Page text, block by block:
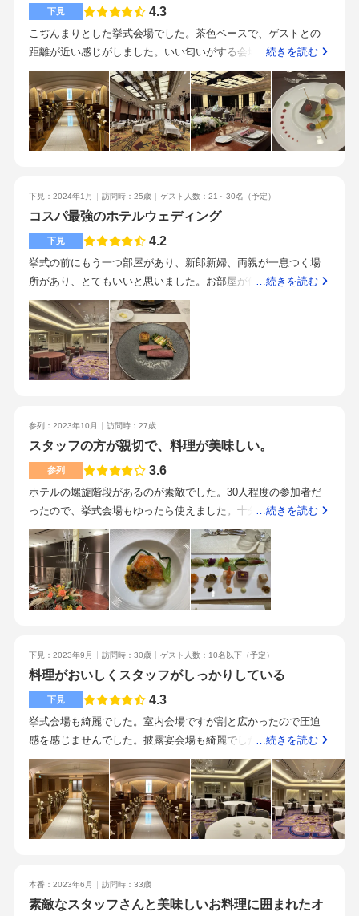
方が項目を追加してくれます。結婚式で何のオプションを付け
たいか、ある程度イメージしていくと良いです。
下見 4.3
こぢんまりとした挙式会場でした。茶色ベースで、ゲストとの
距離が近い感じがしました。いい匂いがする会場でした。見せ
ていただいた披露宴会場は、天井が高く、広い会場でした。ス
タイリッシュな感じで、すごく魅力的でした。見積もりは相当
理想的な金額を提示いただけました。この会場で、この値段で
いいの？と思う、魅力的な金額でした。試食をしましたが、ど
れもおいしかったです！飯田橋駅から少し歩きます。地方の人
披露宴会場までの動線がよく、コンパクトに動けるので魅力的
でした。予算を気にしているカップルにおすすめです！お値段
以上に会場、料理が良かったです。
…続きを読む
下見：2024年1月 訪問時：25歳 ゲスト人数：21～30名 （予定）
コスパ最強のホテルウェディング
下見 4.2
挙式の前にもう一つ部屋があり、新郎新婦、両親が一息つく場
所があり、とてもいいと思いました。お部屋が何種類かあり、
雰囲気とゲストの人数で選べました。私はシャンデリアがある
お部屋が好みでお姫様のような気持ちになれると思いました！
セットのプランがあり、ホテルウェディングではコスパがいい
と思いました。駅から近く、飯田橋駅が最寄駅でたくさんの路
線が走っているため、ゲストの方が来やすいのではないかと思
料理のコスパは最高だと思いました。ホテルは壁や床の絨毯が
豪華で特別な1日になると思いました。大人な雰囲気が好みの方
にオススメだと思います。
…続きを読む
参列：2023年10月 訪問時：27歳
スタッフの方が親切で、料理が美味しい。
参列 3.6
ホテルの螺旋階段があるのが素敵でした。30人程度の参加者だ
ったので、挙式会場もゆったら使えました。十分なスペースが
ありました。設備として、スクリーンが大きく見やすかったの
と、会場が2.3階だったので移動が楽でした全て美味しかったで
す。特にお肉が美味しかったです。駅から近くてアクセス良い
です。地方から来る人も迷わないと思います。スタッフの方は
親切丁寧でした。一つ残念だったのは、挙式時の神聖な時にカ
た。パイプオルガンの演奏と讃美歌を参列者が歌うのは初めて
の経験でしたとても良い式でした。時間があっという間でし
た。
…続きを読む
下見：2023年9月 訪問時：30歳 ゲスト人数：10名以下 （予定）
料理がおいしくスタッフがしっかりしている
下見 4.3
挙式会場も綺麗でした。室内会場ですが割と広かったので圧迫
感を感じませんでした。披露宴会場も綺麗でした。窓はありま
せんが広々としており、窮屈な印象はありませんでした。見積
もりは10名で77万円でした。なるべくシンプルに、余計なオプ
ションは付けたくないと最初から伝えていたので、可能な限り
予算内に収まるよう見積もりを作成してくれました。料理に力
を入れていることもあり、大変おいしかったです。特にデザー
た。こちらの希望をふまえてプランナーさんが色々と提案して
くれるので、打ち合わせがスムーズでしたスタッフの方がしっ
…続きを読む
本番：2023年6月 訪問時：33歳
素敵なスタッフさんと美味しいお料理に囲まれたオ